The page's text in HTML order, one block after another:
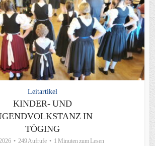
Leitartikel
KINDER- UND
IN
TÖGING
249 Aufrufe 1 Minuten zum Lesen